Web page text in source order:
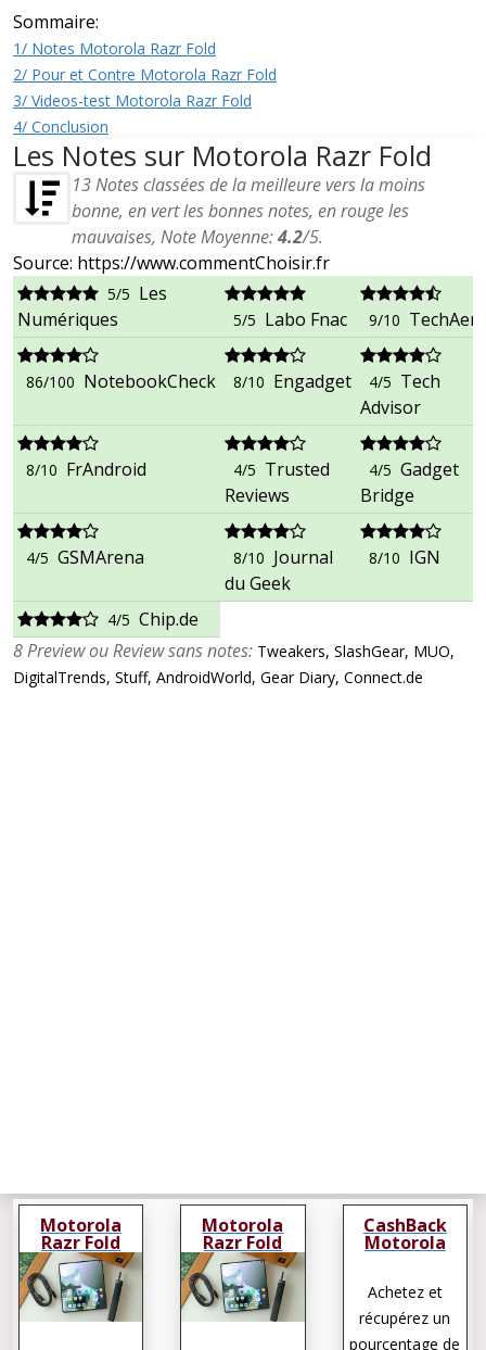
Sommaire:
1/ Notes Motorola Razr Fold
2/ Pour et Contre Motorola Razr Fold
3/ Videos-test Motorola Razr Fold
4/ Conclusion
Les Notes sur Motorola Razr Fold
13Notes classées de la meilleure vers la moins
bonne, en vert les bonnes notes, en rouge les
mauvaises, Note Moyenne:4.2/5.
Source: https://www.commentChoisir.fr
5/5 Les
Numériques
5/5 Labo Fnac 9/10
86/100 NotebookCheck 8/10 Engadget 4/5 Tech
Advisor
8/10 FrAndroid 4/5 Trusted
Reviews
4/5 Gadget
Bridge
4/5 GSMArena 8/10 Journal
du Geek
8/10 IGN
4/5 Chip.de
8 Preview ou Review sans notes: Tweakers, SlashGear, MUO,
DigitalTrends, Stuff, AndroidWorld, Gear Diary, Connect.de
Motorola
Razr Fold
Motorola
Razr Fold
CashBack
Motorola
Achetez et
récupérez un
pourcentage de